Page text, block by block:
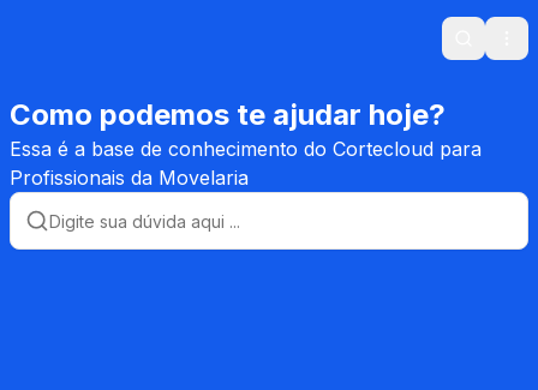
Search
Como podemos te ajudar hoje?
Essa é a base de conhecimento do Cortecloud para
Profissionais da Movelaria